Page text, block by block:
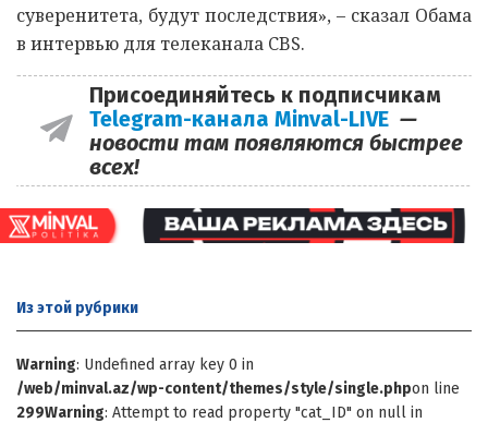
суверенитета, будут последствия», – сказал Обама
в интервью для телеканала CBS.
Присоединяйтесь к подписчикам
Telegram-канала Minval-LIVE —
новости там появляются быстрее
всех!
Из этой рубрики
Warning: Undefined array key 0 in
/web/minval.az/wp-content/themes/style/single.phpon line
299Warning: Attempt to read property "cat_ID" on null in